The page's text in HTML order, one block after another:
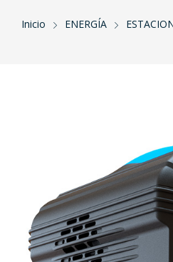
Inicio ENERGÍA